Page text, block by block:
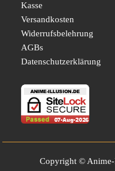
Kasse
Versandkosten
Widerrufsbelehrung
AGBs
Datenschutzerklärung
Copyright ©